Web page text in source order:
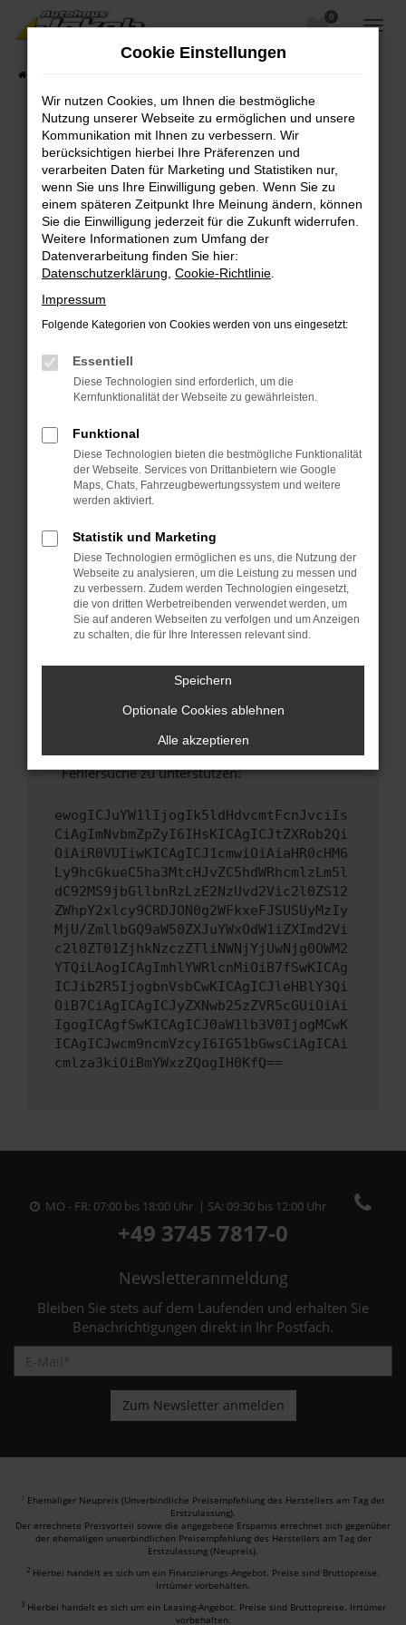
Zum
Hauptinhalt
0
Fehler: Network Error
Beim Laden ist ein Fehler aufgetreten.
Hier sind ein paar Tipps, die dir helfen können:
Überprüfe deine Firewall und deine
Internetverbindung.
Laden andere Webseiten, zum Beispiel deine
Suchmaschine?
Prüfe deine Browsererweiterungen.
Manche Erweiterungen, wie Werbeblocker,
können das Laden bestimmter Seiten
verhindern. Funktioniert die Seite in einem
Fenster?
Starte dein Gerät neu.
Das kann manchmal helfen, vorübergehende
Probleme zu beheben.
Betriebssystem auf dem neuesten Stand
sind.
Veraltete Software birgt nicht nur ein
Sicherheitsrisiko, sondern kann auch dazu
führen, dass bestimmte Funktionen nicht mehr
unterstützt werden.
Wende dich an den Webseitenbetreiber.
Wenn du alle oben genannten Schritte versucht
hast, kontaktiere uns bitte. Wir werden
versuchen, das Problem zu beheben. Du kannst
uns diesen Text schicken, um uns bei der
Fehlersuche zu unterstützen:
ewogICJuYW1lIjogIk5ldHdvcmtFcnJvciIs
CiAgImNvbmZpZyI6IHsKICAgICJtZXRob2Qi
OiAiR0VUIiwKICAgICJ1cmwiOiAiaHR0cHM6
Ly9hcGkueC5ha3MtcHJvZC5hdWRhcmlzLm5l
dC92MS9jbGllbnRzLzE2NzUvd2Vic2l0ZS12
ZWhpY2xlcy9CRDJON0g2WFkxeFJSUSUyMzIy
MjU/ZmllbGQ9aW50ZXJuYWxOdW1iZXImd2Vi
c2l0ZT01ZjhkNzczZTliNWNjYjUwNjg0OWM2
YTQiLAogICAgImhlYWRlcnMiOiB7fSwKICAg
ICJib2R5IjogbnVsbCwKICAgICJleHBlY3Qi
OiB7CiAgICAgICJyZXNwb25zZVR5cGUiOiAi
IgogICAgfSwKICAgICJ0aW1lb3V0IjogMCwK
ICAgICJwcm9ncmVzcyI6IG51bGwsCiAgICAi
cmlza3kiOiBmYWxzZQogIH0KfQ==
MO - FR: 07:00 bis 18:00 Uhr | SA: 09:30 bis 12:00 Uhr
+49 3745 7817-0
Newsletteranmeldung
Bleiben Sie stets auf dem Laufenden und erhalten Sie
Benachrichtigungen direkt in Ihr Postfach.
1 Ehemaliger Neupreis (Unverbindliche Preisempfehlung des Herstellers am Tag der
Erstzulassung).
Der errechnete Preisvorteil sowie die angegebene Ersparnis errechnet sich gegenüber
der ehemaligen unverbindlichen Preisempfehlung des Herstellers am Tag der
Erstzulassung (Neupreis).
2 Hierbei handelt es sich um ein Finanzierungs-Angebot. Preise sind Bruttopreise.
Irrtümer vorbehalten.
3 Hierbei handelt es sich um ein Leasing-Angebot. Preise sind Bruttopreise. Irrtümer
vorbehalten.
Cookie Einstellungen
Wir nutzen Cookies, um Ihnen die bestmögliche
Nutzung unserer Webseite zu ermöglichen und unsere
Kommunikation mit Ihnen zu verbessern. Wir
berücksichtigen hierbei Ihre Präferenzen und
verarbeiten Daten für Marketing und Statistiken nur,
wenn Sie uns Ihre Einwilligung geben. Wenn Sie zu
einem späteren Zeitpunkt Ihre Meinung ändern, können
Sie die Einwilligung jederzeit für die Zukunft widerrufen.
Weitere Informationen zum Umfang der
Datenverarbeitung finden Sie hier:
Datenschutzerklärung Cookie-Richtlinie
Impressum
Folgende Kategorien von Cookies werden von uns eingesetzt:
Essentiell
Diese Technologien sind erforderlich, um die
Kernfunktionalität der Webseite zu gewährleisten.
Funktional
Diese Technologien bieten die bestmögliche Funktionalität
der Webseite. Services von Drittanbietern wie Google
Maps, Chats, Fahrzeugbewertungssystem und weitere
werden aktiviert.
Statistik und Marketing
Diese Technologien ermöglichen es uns, die Nutzung der
Webseite zu analysieren, um die Leistung zu messen und
zu verbessern. Zudem werden Technologien eingesetzt,
die von dritten Werbetreibenden verwendet werden, um
Sie auf anderen Webseiten zu verfolgen und um Anzeigen
zu schalten, die für Ihre Interessen relevant sind.
Speichern
Optionale Cookies ablehnen
Alle akzeptieren